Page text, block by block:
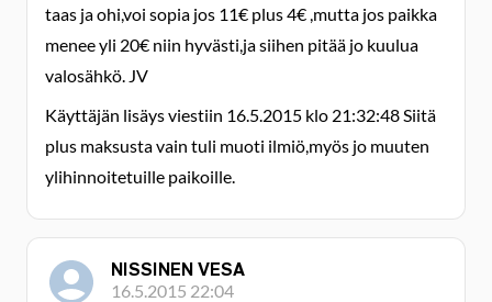
taas ja ohi,voi sopia jos 11€ plus 4€ ,mutta jos paikka
menee yli 20€ niin hyvästi,ja siihen pitää jo kuulua
valosähkö. JV
Käyttäjän lisäys viestiin 16.5.2015 klo 21:32:48 Siitä
plus maksusta vain tuli muoti ilmiö,myös jo muuten
ylihinnoitetuille paikoille.
NISSINEN VESA
16.5.2015 22:04